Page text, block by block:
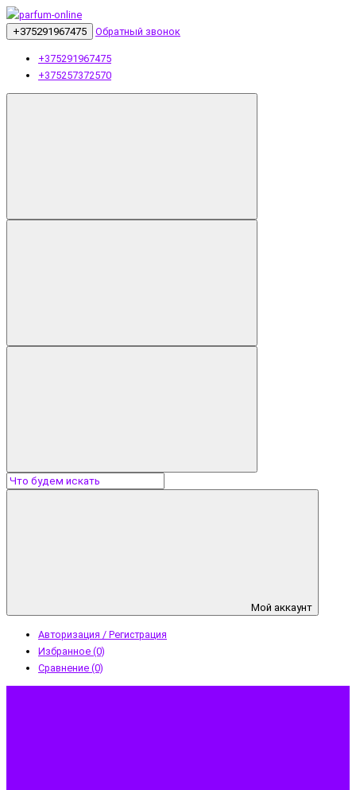
+375291967475 Обратный звонок
+375291967475
+375257372570
Мой аккаунт
Авторизация / Регистрация
Избранное (0)
Сравнение (0)